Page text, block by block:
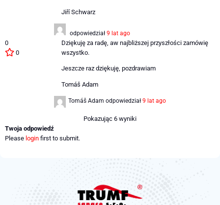
Jiří Schwarz
odpowiedział 9 lat ago
0
0
Dziękuję za radę, aw najbliższej przyszłości zamówię
wszystko.
Jeszcze raz dziękuję, pozdrawiam
Tomáš Adam
Tomáš Adam odpowiedział 9 lat ago
Pokazując 6 wyniki
Twoja odpowiedź
Please login first to submit.